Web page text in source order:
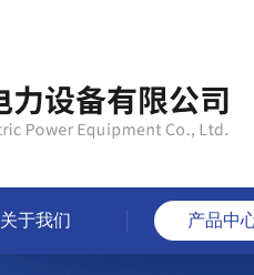
关于我们 产品中